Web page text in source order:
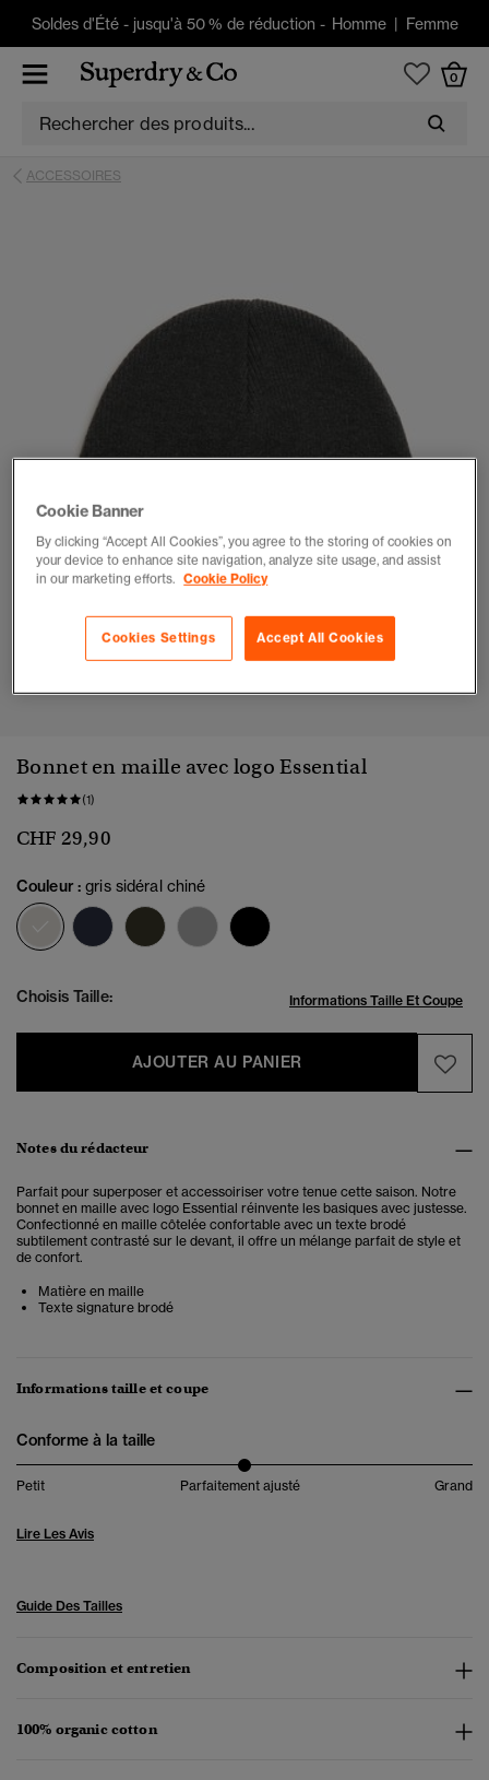
Soldes d'Été -jusqu'à 50 % de réduction - Homme| Femme
0
ACCESSOIRES
Bonnet en maille avec logo Essential
(1)
CHF 29,90
Couleur :gris sidéral chiné
sélectionné
Choisis Taille: Informations Taille Et Coupe
AJOUTER AU PANIER
Notes du rédacteur
Parfait pour superposer et accessoiriser votre tenue cette saison. Notre
bonnet en maille avec logo Essential réinvente les basiques avec justesse.
Confectionné en maille côtelée confortable avec un texte brodé
subtilement contrasté sur le devant, il offre un mélange parfait de style et
de confort.
Matière en maille
Texte signature brodé
Informations taille et coupe
Conforme à la taille
Petit Parfaitement ajusté Grand
Lire Les Avis
Guide Des Tailles
Composition et entretien
100% organic cotton
Cookie Banner
By clicking “Accept All Cookies”, you agree to the storing of cookies on
your device to enhance site navigation, analyze site usage, and assist
in our marketing efforts. Cookie Policy
Accept All Cookies
Cookies Settings